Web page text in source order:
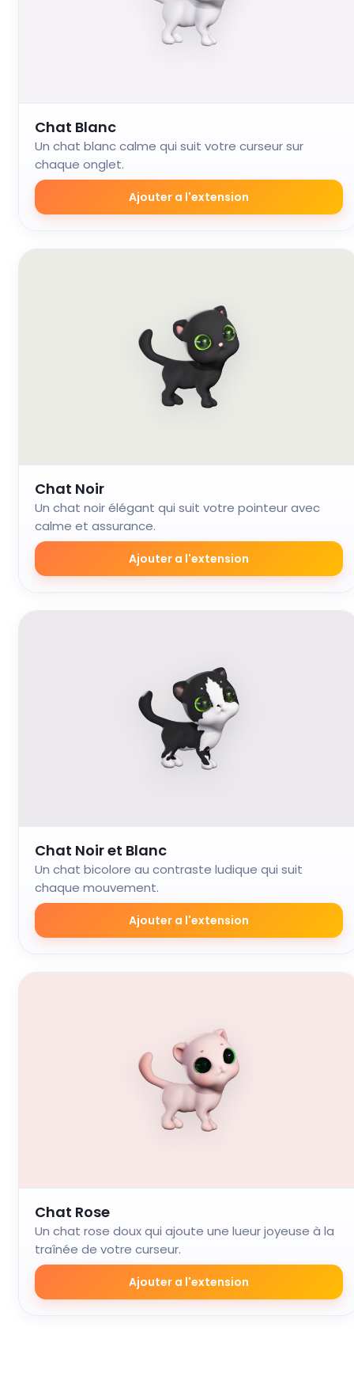
Chat Blanc
Un chat blanc calme qui suit votre curseur sur
chaque onglet.
Ajouter a l'extension
Chat Noir
Un chat noir élégant qui suit votre pointeur avec
calme et assurance.
Ajouter a l'extension
Chat Noir et Blanc
Un chat bicolore au contraste ludique qui suit
chaque mouvement.
Ajouter a l'extension
Chat Rose
Un chat rose doux qui ajoute une lueur joyeuse à la
traînée de votre curseur.
Ajouter a l'extension